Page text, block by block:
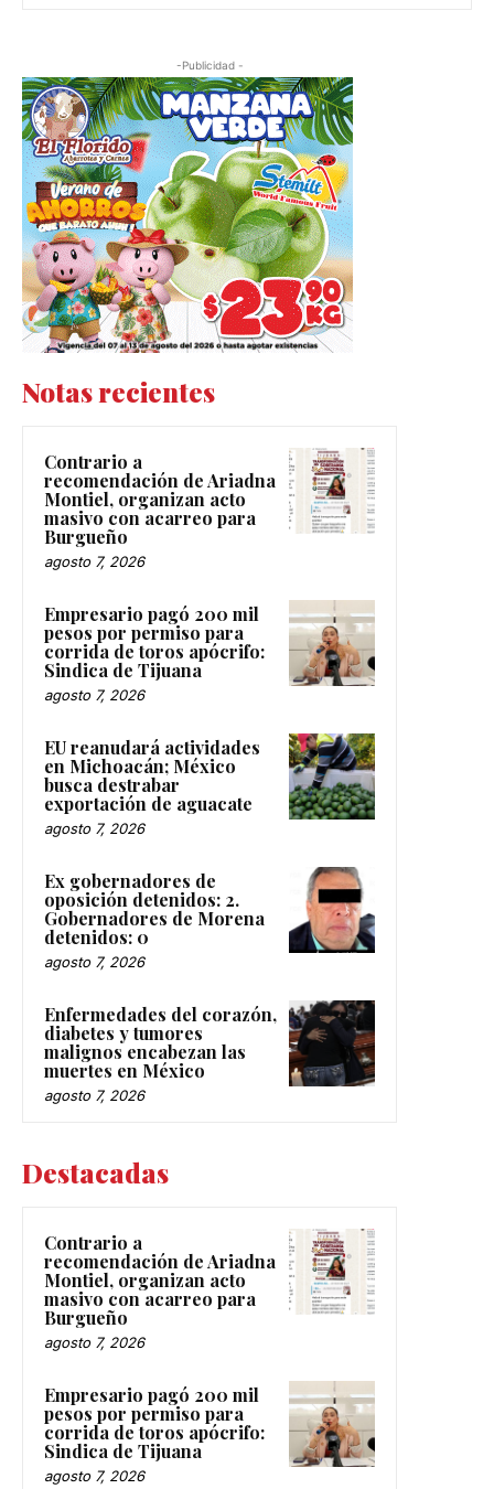
-Publicidad -
Notas recientes
Contrario a
recomendación de Ariadna
Montiel, organizan acto
masivo con acarreo para
Burgueño
agosto 7, 2026
Empresario pagó 200 mil
pesos por permiso para
corrida de toros apócrifo:
Sindica de Tijuana
agosto 7, 2026
EU reanudará actividades
en Michoacán; México
busca destrabar
exportación de aguacate
agosto 7, 2026
Ex gobernadores de
oposición detenidos: 2.
Gobernadores de Morena
detenidos: 0
agosto 7, 2026
Enfermedades del corazón,
diabetes y tumores
malignos encabezan las
muertes en México
agosto 7, 2026
Destacadas
Contrario a
recomendación de Ariadna
Montiel, organizan acto
masivo con acarreo para
Burgueño
agosto 7, 2026
Empresario pagó 200 mil
pesos por permiso para
corrida de toros apócrifo:
Sindica de Tijuana
agosto 7, 2026